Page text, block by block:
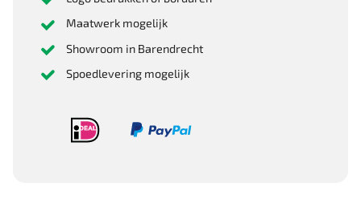
Maatwerk mogelijk
Showroom in Barendrecht
Spoedlevering mogelijk